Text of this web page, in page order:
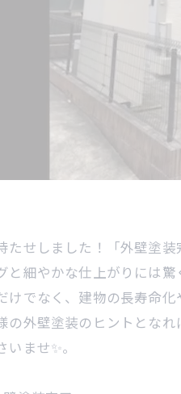
たせしました！「外壁塗
と細やかな仕上がりには
けでなく、建物の長寿命
の外壁塗装のヒントとな
いませ✨。